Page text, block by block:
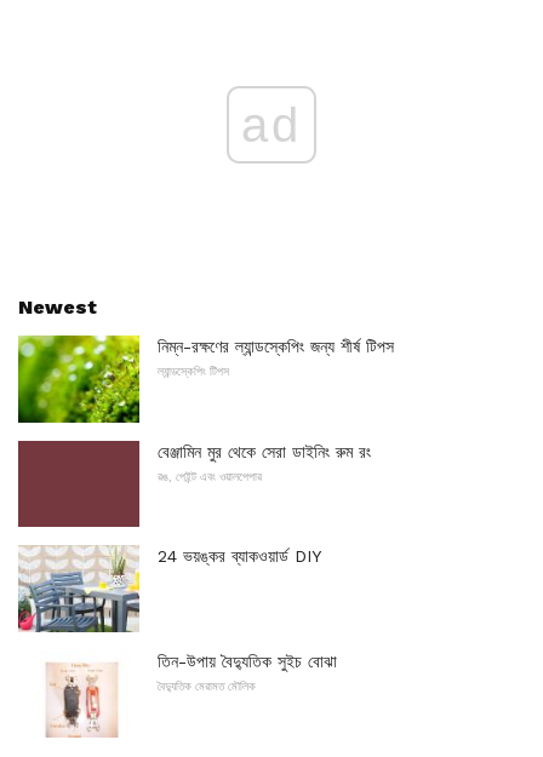
ad
Newest
নিম্ন-রক্ষণের ল্যান্ডস্কেপিং জন্য শীর্ষ টিপস
ল্যান্ডস্কেপিং টিপস
বেঞ্জামিন মুর থেকে সেরা ডাইনিং রুম রং
রঙ, পেইন্ট এবং ওয়ালপেপার
24 ভয়ঙ্কর ব্যাকওয়ার্ড DIY
তিন-উপায় বৈদ্যুতিক সুইচ বোঝা
বৈদ্যুতিক মেরামত মৌলিক